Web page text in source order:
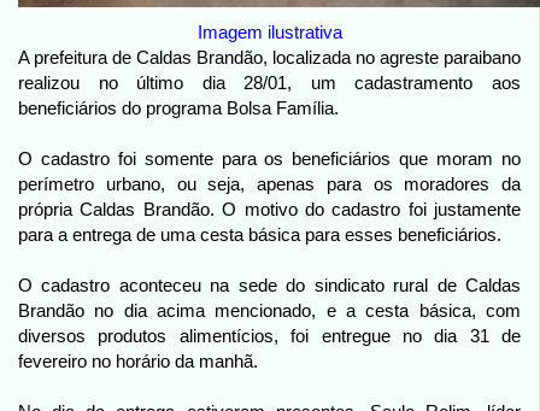
Imagem ilustrativa
A prefeitura de Caldas Brandão, localizada no agreste paraibano
realizou no último dia 28/01, um cadastramento aos
beneficiários do programa Bolsa Família.
O cadastro foi somente para os beneficiários que moram no
perímetro urbano, ou seja, apenas para os moradores da
própria Caldas Brandão. O motivo do cadastro foi justamente
para a entrega de uma cesta básica para esses beneficiários.
O cadastro aconteceu na sede do sindicato rural de Caldas
Brandão no dia acima mencionado, e a cesta básica, com
diversos produtos alimentícios, foi entregue no dia 31 de
fevereiro no horário da manhã.